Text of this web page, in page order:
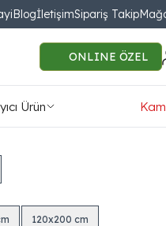
BlogİletişimSipariş Takip
ONLINE ÖZEL
Ürün
seçenekleri
120x200 cm